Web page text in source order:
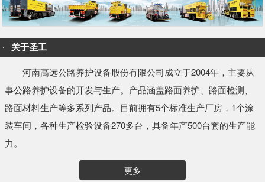
关于圣工
河南高远公路养护设备股份有限公司成立于2004年，主要从
事公路养护设备的开发与生产。产品涵盖路面养护、路面检测、
路面材料生产等多系列产品。目前拥有5个标准生产厂房，1个涂
装车间，各种生产检验设备270多台，具备年产500台套的生产能
力。
更多